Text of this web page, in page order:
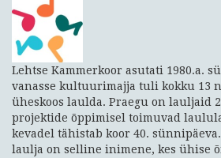
Lehtse Kammerkoor asutati 1980.a.
vanasse kultuurimajja tuli kokku 13
üheskoos laulda. Praegu on lauljaid
projektide õppimisel toimuvad
kevadel tähistab koor 40.
laulja on selline inimene, kes ühise